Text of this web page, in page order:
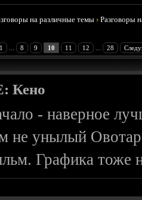
на различные темы ›Разговоры
1 8 9 10 11 12 28
Кено
- наверное
не унылый
Графика тоже